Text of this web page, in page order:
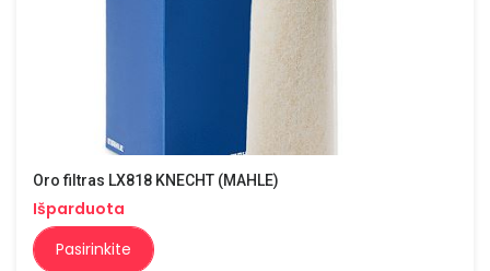
Oro filtras LX818 KNECHT (MAHLE)
Išparduota
Pasirinkite